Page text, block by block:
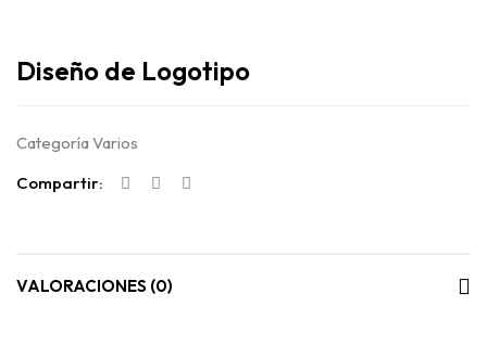
Diseño de Logotipo
CategoríaVarios
Compartir:
VALORACIONES (0)